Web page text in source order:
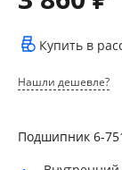
Купить в
Нашли дешевле?
Подшипник 6-